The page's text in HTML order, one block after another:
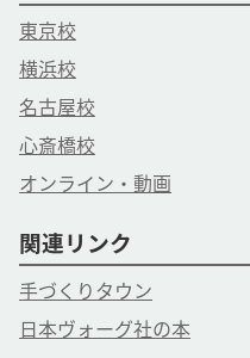
東京校
横浜校
名古屋校
心斎橋校
オンライン・動画
関連リンク
手づくりタウン
日本ヴォーグ社の本